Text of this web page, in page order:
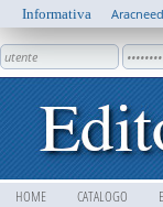
HOME CATALOGO
Informativa